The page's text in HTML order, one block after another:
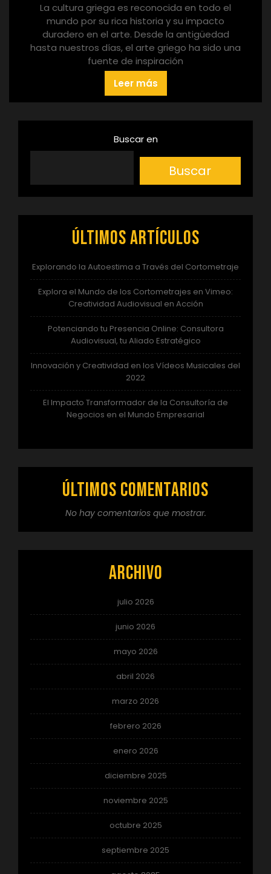
La cultura griega es reconocida en todo el
mundo por su rica historia y su impacto
duradero en el arte. Desde la antigüedad
hasta nuestros días, el arte griego ha sido una
fuente de inspiración
Leer más
Buscar en
Buscar
Últimos artículos
Explorando la Autoestima a Través del Cortometraje
Explora el Mundo de los Cortometrajes en Vimeo:
Creatividad Audiovisual en Acción
Potenciando tu Presencia Online: Consultora
Audiovisual, tu Aliado Estratégico
Innovación y Creatividad en los Vídeos Musicales del
2022
El Impacto Transformador de la Consultoría de
Negocios en el Mundo Empresarial
Últimos comentarios
No hay comentarios que mostrar.
Archivo
julio 2026
junio 2026
mayo 2026
abril 2026
marzo 2026
febrero 2026
enero 2026
diciembre 2025
noviembre 2025
octubre 2025
septiembre 2025